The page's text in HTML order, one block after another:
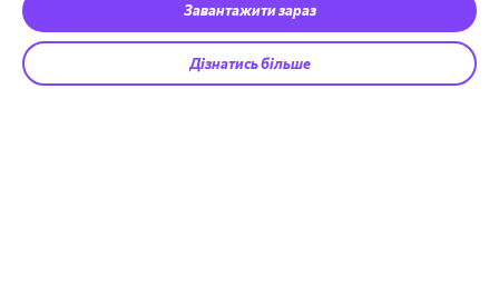
Завантажити зараз
Дізнатись більше